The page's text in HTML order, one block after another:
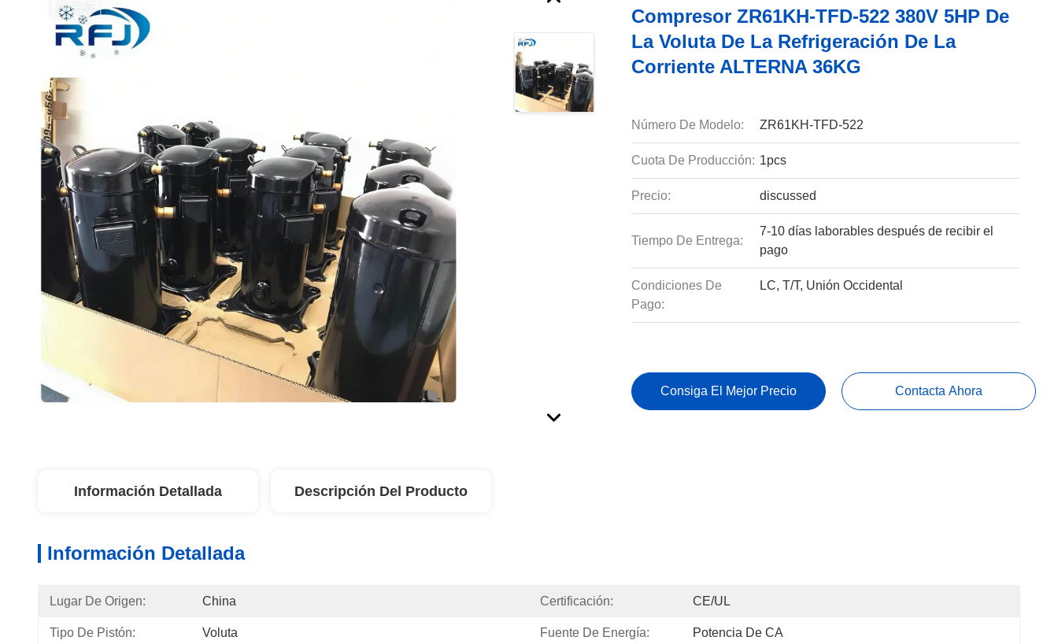
Compresor ZR61KH-TFD-522 380V 5HP De
La Voluta De La Refrigeración De La
Corriente ALTERNA 36KG
Número De Modelo: ZR61KH-TFD-522
Cuota De Producción: 1pcs
Precio: discussed
Tiempo De Entrega:
7-10 días laborables después de recibir el
pago
Condiciones De
Pago:
LC, T/T, Unión Occidental
Consiga El Mejor Precio Contacta Ahora
Información Detallada Descripción Del Producto
Información Detallada
Lugar De Origen: China Certificación: CE/UL
Tipo De Pistón: Voluta Fuente De Energía: Potencia De CA